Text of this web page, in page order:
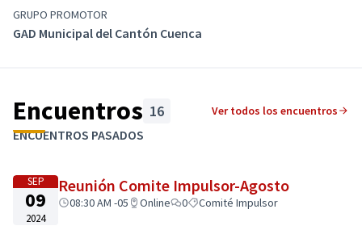
GRUPO PROMOTOR
GAD Municipal del Cantón Cuenca
Encuentros 16 Ver todos los encuentros
ENCUENTROS PASADOS
SEP
09
2024
Reunión Comite Impulsor-Agosto
08:30 AM -05 Online 0 Comité Impulsor